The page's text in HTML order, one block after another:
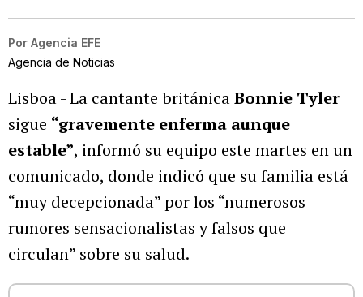
Por Agencia EFE
Agencia de Noticias
Lisboa - La cantante británicaBonnie Tyler
sigue “gravemente enferma aunque
estable”, informó su equipo este martes en un
comunicado, donde indicó que su familia está
“muy decepcionada” por los “numerosos
rumores sensacionalistas y falsos que
circulan” sobre su salud.